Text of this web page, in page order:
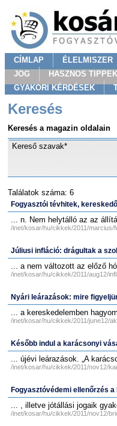
CÍMLAP ÉLELMISZER
JOG
HASZNOS TIPPEK
GYAKORI KÉRDÉSEK
Keresés
Keresés a magazin oldalain
Kereső szavak*
Találatok száma: 6
Fogyasztói tévhitek,
... n. Nem helytálló az az
/inet/kosar/hu/cikkek/2011/marcius/
Júliusi infláció: drágultak a
... a nem változott az előző
/inet/kosar/hu/cikkek/2011/aug12/
Nyári leárazások: mire
... a kereskedelemben
/inet/kosar/hu/cikkek/2011/june12/
Később indul a karácsonyi
... újévi leárazások. „A
/inet/kosar/hu/cikkek/2011/nov12/
Fogyasztóvédemi ellenőrzés
... , illetve jótállási jogaik
/inet/kosar/hu/cikkek/2011/nov12/